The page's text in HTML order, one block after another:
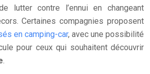
lutter contre l’ennui en changeant
Certaines compagnies proposent
en camping-car, avec une possibilité
pour ceux qui souhaitent découvrir
.